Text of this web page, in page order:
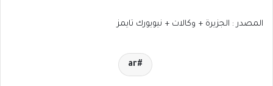
المصدر : الجزيرة + وكالات + نيويورك تايمز
ar